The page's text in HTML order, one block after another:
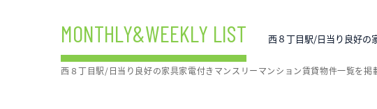
MONTHLY&WEEKLY LIST 西８丁目駅/日当り良好の
西８丁目駅/日当り良好の家具家電付きマンスリーマンション賃貸物件一覧を